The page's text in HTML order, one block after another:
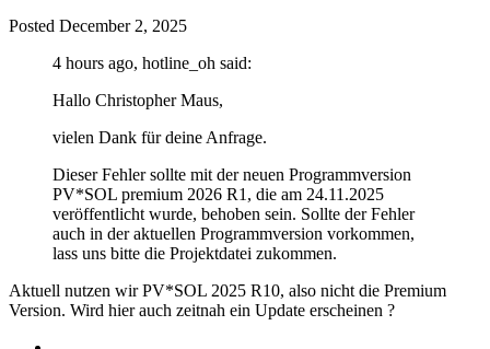
Posted December 2, 2025
4 hours ago, hotline_oh said:
Hallo Christopher Maus,
vielen Dank für deine Anfrage.
Dieser Fehler sollte mit der neuen Programmversion
PV*SOL premium 2026 R1, die am 24.11.2025
veröffentlicht wurde, behoben sein. Sollte der Fehler
auch in der aktuellen Programmversion vorkommen,
lass uns bitte die Projektdatei zukommen.
Aktuell nutzen wir PV*SOL 2025 R10, also nicht die Premium
Version. Wird hier auch zeitnah ein Update erscheinen ?